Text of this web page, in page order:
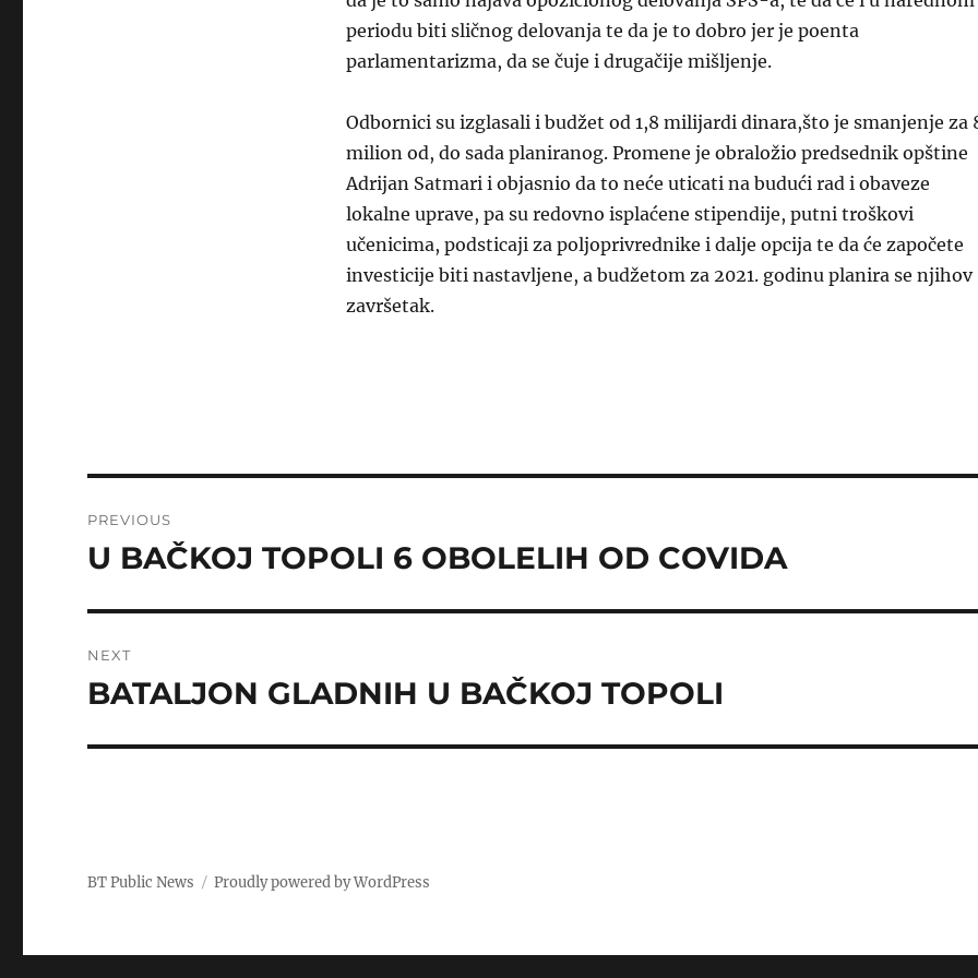
periodu biti sličnog delovanja te da je to dobro jer je poenta
parlamentarizma, da se čuje i drugačije mišljenje.
Odbornici su izglasali i budžet od 1,8 milijardi dinara,što je smanjenje za
milion od, do sada planiranog. Promene je obraložio predsednik opštine
Adrijan Satmari i objasnio da to neće uticati na budući rad i obaveze
lokalne uprave, pa su redovno isplaćene stipendije, putni troškovi
učenicima, podsticaji za poljoprivrednike i dalje opcija te da će započete
investicije biti nastavljene, a budžetom za 2021. godinu planira se njihov
završetak.
navigation
PREVIOUS
Previous
U BAČKOJ TOPOLI 6 OBOLELIH OD COVIDA
NEXT
Next
BATALJON GLADNIH U BAČKOJ TOPOLI
BT Public News Proudly powered by WordPress